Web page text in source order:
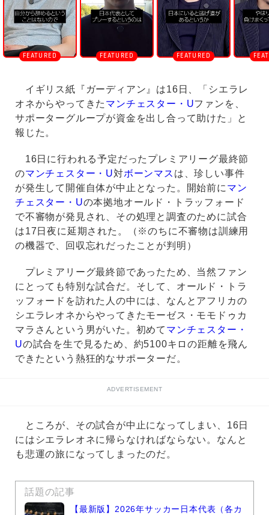
イギリス紙『ガーディアン』は16日、「シエラレ
オネからやってきた マンチェスター・Uファンを、
サポーターグループが資金を出し合って助けた」と
報じた。
16日に行われる予定だったプレミアリーグ最終節
のマンチェスター・U対ボーンマス は、珍しい事件
が発生して開催自体が中止となった。開始前にマン
チェスター・Uの本拠地オールド・トラッフォード
で不審物が発見され、その処理と調査のために試合
は17日夜に延期された。（※のちに不審物は訓練用
の機器で、回収忘れだったことが判明）
プレミアリーグ最終節であったため、当然ファン
にとっても特別な試合だ。そして、オールド・トラ
ッフォードを訪れた人の中には、なんとアフリカの
シエラレオネからやってきたモーゼス・モモドゥカ
マラさんという男がいた。初めて マンチェスター・
Uの試合を生で見るため、約5100キロの距離を飛ん
できたという熱狂的なサポーターだ。
ADVERTISEMENT
ところが、その試合が中止になってしまい、16日
にはシエラレオネに帰らなければならない。なんと
も悲運の旅になってしまったのだ。
話題の記事
【最新版】2026年サッカー日本代表（各カ